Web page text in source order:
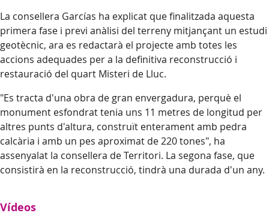
La consellera Garcías ha explicat que finalitzada aquesta
primera fase i previ anàlisi del terreny mitjançant un estudi
geotècnic, ara es redactarà el projecte amb totes les
accions adequades per a la definitiva reconstrucció i
restauració del quart Misteri de Lluc.
"Es tracta d'una obra de gran envergadura, perquè el
monument esfondrat tenia uns 11 metres de longitud per
altres punts d'altura, construït enterament amb pedra
calcària i amb un pes aproximat de 220 tones", ha
assenyalat la consellera de Territori. La segona fase, que
consistirà en la reconstrucció, tindrà una durada d'un any.
Vídeos